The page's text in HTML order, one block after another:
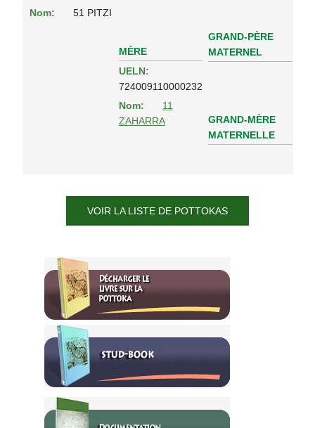
Nom:
51 PITZI
MÈRE
UELN:
724009110000232
Nom:
11
ZAHARRA
GRAND-PÈRE
MATERNEL
GRAND-MÈRE
MATERNELLE
VOIR LA LISTE DE POTTOKAS